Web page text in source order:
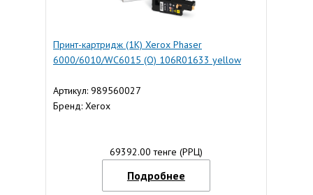
Принт-картридж (1K) Xerox Phaser
6000/6010/WC6015 (O) 106R01633 yellow
Артикул: 989560027
Бренд: Xerox
69392.00 тенге (РРЦ)
Подробнее